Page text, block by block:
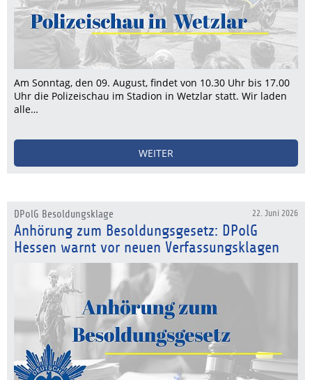
Am Sonntag, den 09. August, findet von 10.30 Uhr bis 17.00
Uhr die Polizeischau im Stadion in Wetzlar statt. Wir laden
alle…
WEITER
22. Juni 2026
DPolG Besoldungsklage
Anhörung zum Besoldungsgesetz: DPolG
Hessen warnt vor neuen Verfassungsklagen